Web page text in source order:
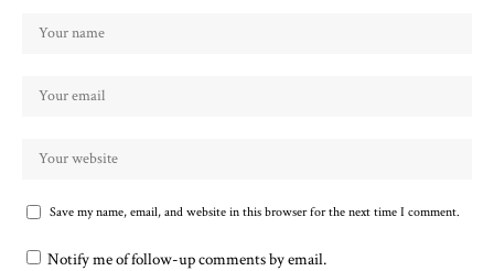
Save my name, email, and website in this browser for the next time I comment.
Notify me of follow-up comments by email.